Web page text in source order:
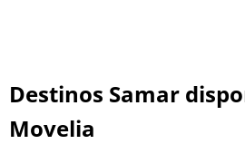
Destinos Samar
Movelia